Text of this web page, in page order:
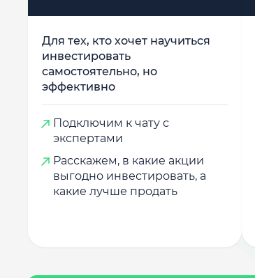
Для тех, кто хочет научиться
инвестировать
самостоятельно, но
эффективно
Подключим к чату с
экспертами
Расскажем, в какие акции
выгодно инвестировать, а
какие лучше продать